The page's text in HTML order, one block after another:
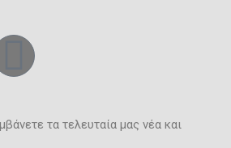
τα τελευταία μας νέα και